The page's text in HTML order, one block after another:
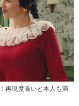
ブログ
その他
再現度高いと本人も満